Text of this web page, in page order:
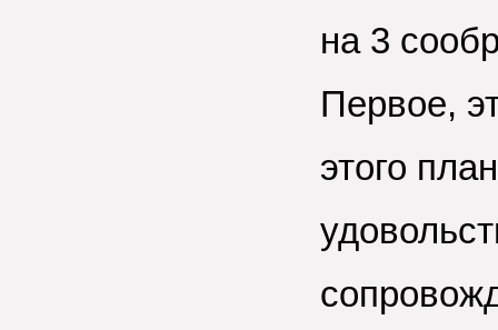
на 3
Первое,
этого